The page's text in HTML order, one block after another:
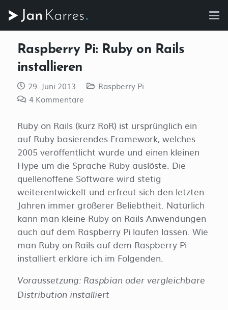
Raspberry Pi: Ruby on Rails
installieren
29. Juni 2013
Raspberry Pi
4 Kommentare
Ruby on Rails (kurz RoR) ist ursprünglich ein
auf Ruby basierendes Framework, welches
2005 veröffentlicht wurde und einen kleinen
Hype um die Sprache Ruby auslöste. Die
quellenoffene Software wird stetig
weiterentwickelt und erfreut sich den letzten
Jahren immer größerer Beliebtheit. Natürlich
kann man kleine Ruby on Rails Anwendungen
auch auf dem Raspberry Pi laufen lassen. Wie
man Ruby on Rails auf dem Raspberry Pi
installiert erkläre ich im Folgenden.
Voraussetzung: Raspbian oder vergleichbare
Distribution installiert